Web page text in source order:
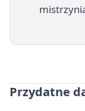
Przydatne